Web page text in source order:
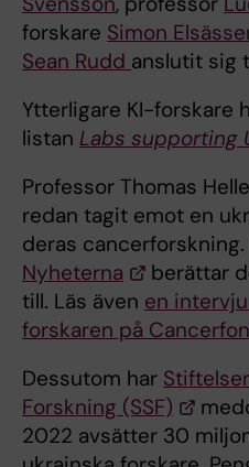
forskare Simon
Sean Rudd anslutit sig
Ytterligare KI-forskare
listan Labs supporting
Professor Thomas
redan tagit emot en
deras cancerforskning.
Nyheterna
berättar
till. Läs även en
forskaren på
Dessutom har
Forskning (SSF)
2022 avsätter 30